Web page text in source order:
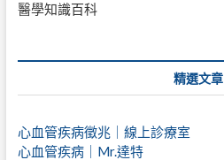
醫學知識百科
精選文章
心血管疾病徵兆｜線上診療室
心血管疾病｜Mr.達特